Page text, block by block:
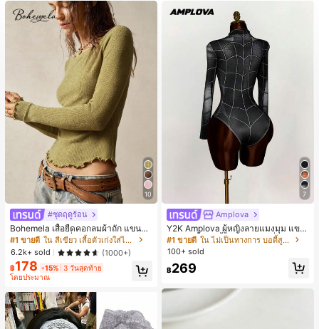
10
#ชุดฤดูร้อน
Bohemela เสื้อยืดคอกลมผ้าถัก แขนยา
ว สีเรียบ ใช้งานทั่วไป สำหรับผู้หญิง
#1 ขายดี
ใน สีเขียว เสื้อตัวเก่งใส่ได้ทุกวัน
6.2k+ sold
(1000+)
฿178 -15% 3 วันสุดท้าย
โดยประมาณ
7
Amplova
Y2K Amplova ผู้หญิงลายแมงมุม แขน
ยาว คอตั้ง บอดี้สูท, สไตล์แฟชั่นดาร์ก
บอดี้สูทผู้หญิง บอดี้สูทฮาโลวีน บอดี้สูท
ลายใยแมงมุม
#1 ขายดี
ใน ไม่เป็นทางการ บอดี้สูทผู้หญิง
100+ sold
฿269